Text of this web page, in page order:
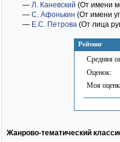
Рейтинг
Средняя
Оценок:
Моя
— Л. Каневский (От имени
— С. Афонькин (От имени
— Е.С. Петрова (От лица
Жанрово-тематический